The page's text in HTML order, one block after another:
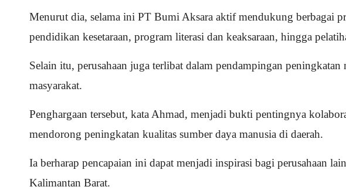
Menurut dia, selama ini PT Bumi Aksara aktif mendukung berbagai
pendidikan kesetaraan, program literasi dan keaksaraan, hingga
Selain itu, perusahaan juga terlibat dalam pendampingan
masyarakat.
Penghargaan tersebut, kata Ahmad, menjadi bukti pentingnya
mendorong peningkatan kualitas sumber daya manusia di daerah.
Ia berharap pencapaian ini dapat menjadi inspirasi bagi perusahaan
Kalimantan Barat.